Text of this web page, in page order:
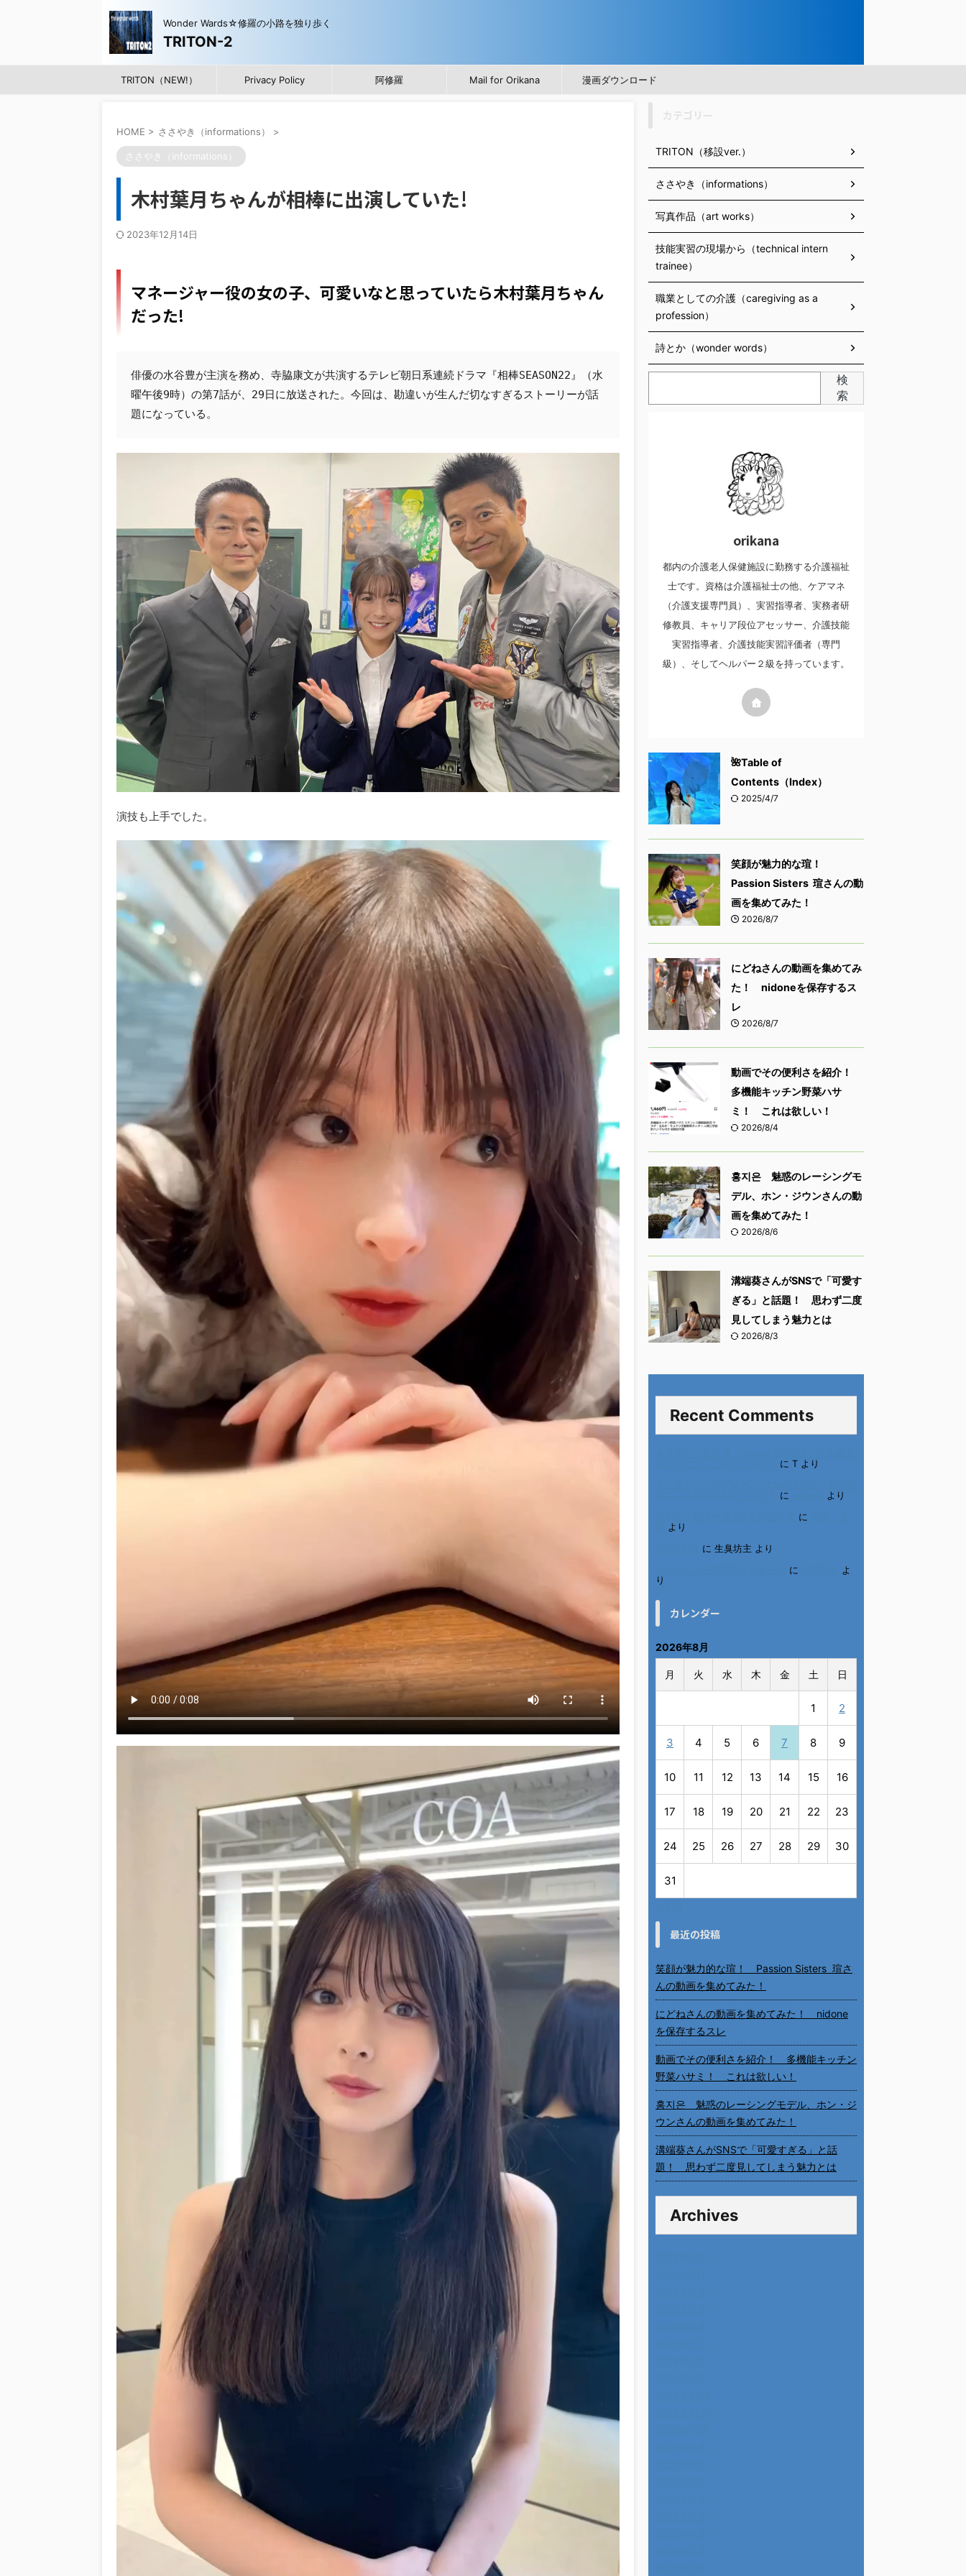
Wonder Wards☆修羅の小路を独り歩く
TRITON-2
TRITON（NEW!） Privacy Policy 阿修羅 Mail for Orikana 漫画ダウンロード
HOME > ささやき（informations） >
ささやき（informations）
木村葉月ちゃんが相棒に出演していた!
2023年12月14日
マネージャー役の女の子、可愛いなと思っていたら木村葉月ちゃん
だった!
俳優の水谷豊が主演を務め、寺脇康文が共演するテレビ朝日系連続ドラマ『相棒SEASON22』（水
曜午後9時）の第7話が、29日に放送された。今回は、勘違いが生んだ切なすぎるストーリーが話
題になっている。
演技も上手でした。
TRITON（移設ver.）
ささやき（informations）
写真作品（art works）
技能実習の現場から（technical intern
trainee）
職業としての介護（caregiving as a
profession）
詩とか（wonder words）
検
索
orikana
都内の介護老人保健施設に勤務する介護福祉
士です。資格は介護福祉士の他、ケアマネ
（介護支援専門員）、実習指導者、実務者研
修教員、キャリア段位アセッサー、介護技能
実習指導者、介護技能実習評価者（専門
級）、そしてヘルパー２級を持っています。
🌺Table of
Contents（Index）
2025/4/7
笑顔が魅力的な瑄！
Passion Sisters 瑄さんの動
画を集めてみた！
2026/8/7
にどねさんの動画を集めてみ
た！ nidoneを保存するス
レ
2026/8/7
動画でその便利さを紹介！
多機能キッチン野菜ハサ
ミ！ これは欲しい！
2026/8/4
홍지은 魅惑のレーシングモ
デル、ホン・ジウンさんの動
画を集めてみた！
2026/8/6
溝端葵さんがSNSで「可愛す
ぎる」と話題！ 思わず二度
見してしまう魅力とは
2026/8/3
Recent Comments
に T より
に
より
に
より
に 生臭坊主 より
に
よ
り
カレンダー
2026年8月
月 火 水 木 金 土 日
1 2
3 4 5 6 7 8 9
10 11 12 13 14 15 16
17 18 19 20 21 22 23
24 25 26 27 28 29 30
31
最近の投稿
笑顔が魅力的な瑄！ Passion Sisters 瑄さ
んの動画を集めてみた！
にどねさんの動画を集めてみた！ nidone
を保存するスレ
動画でその便利さを紹介！ 多機能キッチン
野菜ハサミ！ これは欲しい！
홍지은 魅惑のレーシングモデル、ホン・ジ
ウンさんの動画を集めてみた！
溝端葵さんがSNSで「可愛すぎる」と話
題！ 思わず二度見してしまう魅力とは
Archives